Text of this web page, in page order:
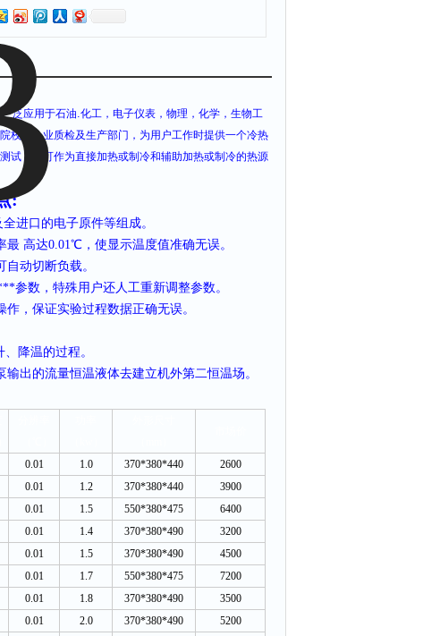
泛应用于石油.化工，电子仪表，物理，化学，生物工
校，企业质检及生产部门，为用户工作时提供一个冷热
试，也可作为直接加热或制冷和辅助加热或制冷的热源
:
全进口的电子原件等组成。
最 高达0.01℃，使显示温度值准确无误。
动切断负载。
参数，特殊用户还人工重新调整参数。
，保证实验过程数据正确无误。
降温的过程。
出的流量恒温液体去建立机外第二恒温场。
0.01 1.0 370*380*440
2600
0.01 1.2 370*380*440
3900
0.01 1.5 550*380*475
6400
0.01 1.4 370*380*490
3200
0.01 1.5 370*380*490
4500
0.01 1.7 550*380*475
7200
0.01 1.8 370*380*490
3500
0.01 2.0 370*380*490
5200